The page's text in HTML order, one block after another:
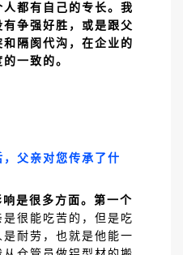
人都有自己的专长。我
争强好胜，或是跟父
隔阂代沟，在企业的
一致的。
父亲对您传承了什
是很多方面。第一个
是很能吃苦的，但是吃
耐劳，也就是他能一